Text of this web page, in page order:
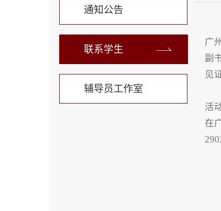
通知公告
联系学生
辅导员工作室
广
副
见
活
在